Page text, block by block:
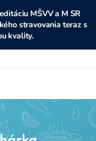
MŠVV a M SR
stravovania teraz s
kvality.